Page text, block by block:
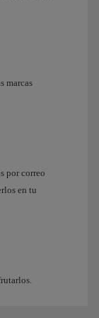
marcas
por correo
en tu